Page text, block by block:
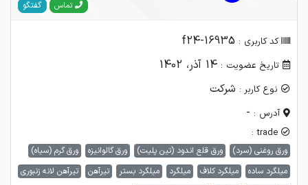
تماس گفتگو
کد کاربری : f24-16935
تاریخ عضویت : 14 آذر، 1402
نوع کاربر : شرکت
آدرس :
trade :
ورق روغنی (سرد) ورق قلع اندود (تین پلیت) ورق گالوانیزه
ورق گرم (سیاه)
میلگرد ساده
میلگرد کلاف میلگرد میلگرد بستر تیرآهن
تیرآهن لانه زنبوری